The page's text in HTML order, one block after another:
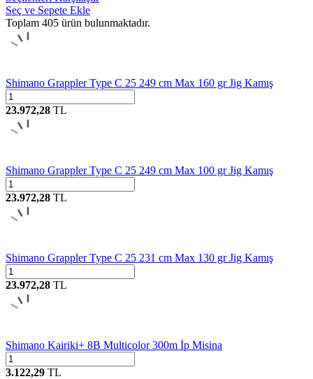
Seç ve Sepete Ekle
Toplam 405 ürün bulunmaktadır.
Shimano Grappler Type C 25 249 cm Max 160 gr Jig Kamış
23.972,28 TL
Shimano Grappler Type C 25 249 cm Max 100 gr Jig Kamış
23.972,28 TL
Shimano Grappler Type C 25 231 cm Max 130 gr Jig Kamış
23.972,28 TL
Shimano Kairiki+ 8B Multicolor 300m İp Misina
3.122,29 TL